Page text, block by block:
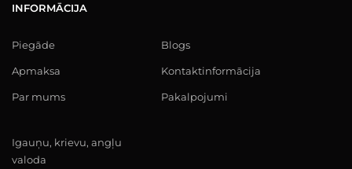
INFORMĀCIJA
Piegāde
Apmaksa
Par mums
Blogs
Kontaktinformācija
Pakalpojumi
Igauņu, krievu, angļu
valoda